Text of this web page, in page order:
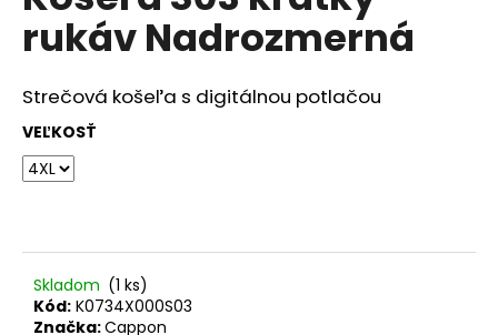
hviezdičiek.
rukáv Nadrozmerná
Strečová košeľa s digitálnou potlačou
VEĽKOSŤ
Skladom (1 ks)
Kód: K0734X000S03
Značka:Cappon
á
j
s
ť
?
HĽADAŤ